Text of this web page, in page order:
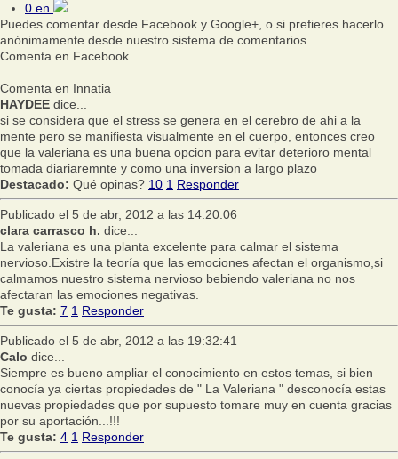
0 en
Puedes comentar desde Facebook y Google+, o si prefieres hacerlo
anónimamente desde nuestro sistema de comentarios
Comenta en Facebook
Comenta en Innatia
HAYDEE dice...
si se considera que el stress se genera en el cerebro de ahi a la
mente pero se manifiesta visualmente en el cuerpo, entonces creo
que la valeriana es una buena opcion para evitar deterioro mental
tomada diariaremnte y como una inversion a largo plazo
Destacado: Qué opinas? 10 1 Responder
Publicado el 5 de abr, 2012 a las 14:20:06
clara carrasco h. dice...
La valeriana es una planta excelente para calmar el sistema
nervioso.Existre la teoría que las emociones afectan el organismo,si
calmamos nuestro sistema nervioso bebiendo valeriana no nos
afectaran las emociones negativas.
Te gusta: 7 1 Responder
Publicado el 5 de abr, 2012 a las 19:32:41
Calo dice...
Siempre es bueno ampliar el conocimiento en estos temas, si bien
conocía ya ciertas propiedades de " La Valeriana " desconocía estas
nuevas propiedades que por supuesto tomare muy en cuenta gracias
por su aportación...!!!
Te gusta: 4 1 Responder